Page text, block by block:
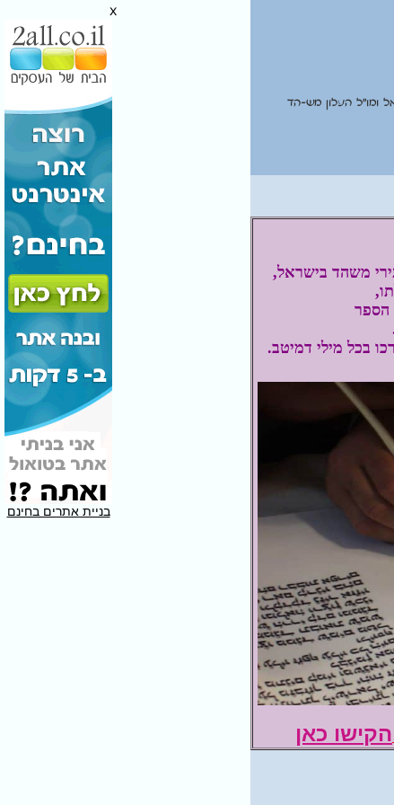
x
בניית אתרים בחינם
ומו"ל העלון מש-הד
משהד בישראל,
הספר
בכל מילי דמיטב.
הקישו כאן